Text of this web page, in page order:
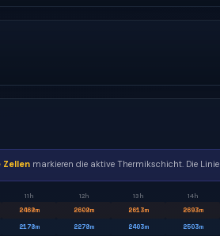
markieren die aktive Thermikschicht. Die Linie
11h 12h 13h 14h
2468m 2608m 2613m 2693m
2178m 2278m 2403m 2503m